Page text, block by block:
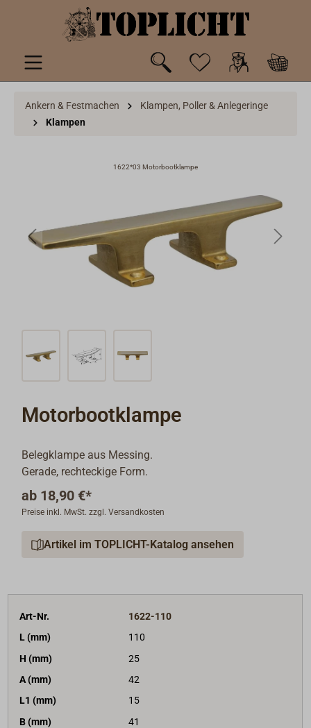
springen
Ankern & Festmachen
Klampen, Poller & Anlegeringe
Klampen
1622*03 Motorbootklampe
Motorbootklampe
Belegklampe aus Messing.
Gerade, rechteckige Form.
ab 18,90 €*
Preise inkl. MwSt. zzgl. Versandkosten
Artikel im TOPLICHT-Katalog ansehen
Art-Nr.
1622-110
L (mm)
110
H (mm)
25
A (mm)
42
L1 (mm)
15
B (mm)
41